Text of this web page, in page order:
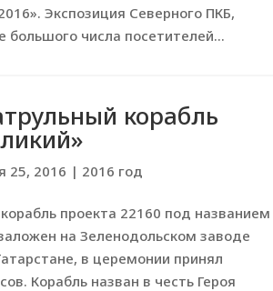
Экспозиция Северного ПКБ,
числа посетителей...
корабль
25, 2016 | 2016 год
проекта 22160 под названием
на Зеленодольском заводе
в церемонии принял
Корабль назван в честь Героя